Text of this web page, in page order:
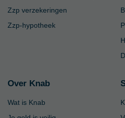
Zzp verzekeringen
Zzp-hypotheek
Over Knab
Wat is Knab